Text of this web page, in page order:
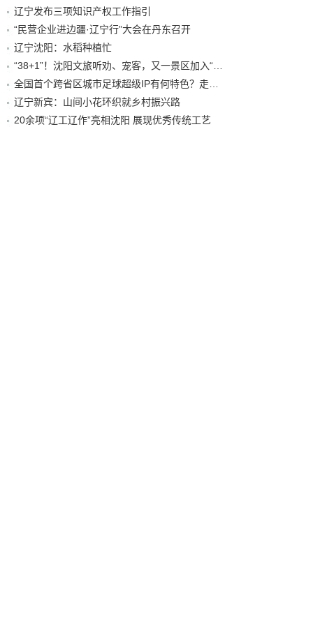
辽宁发布三项知识产权工作指引
“民营企业进边疆·辽宁行”大会在丹东召开
辽宁沈阳：水稻种植忙
辽宁新宾：山间小花环织就乡村振兴路
20余项“辽工辽作”亮相沈阳 展现优秀传统工艺